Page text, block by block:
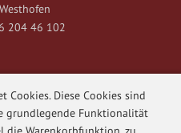
204 46 102
Cookies. Diese Cookies sind
grundlegende Funktionalität